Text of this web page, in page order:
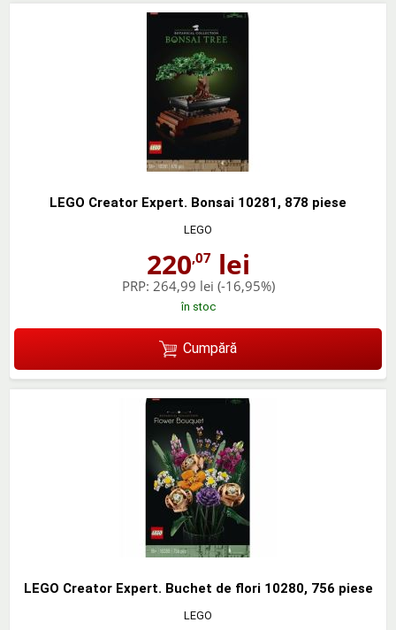
LEGO Creator Expert. Bonsai 10281, 878 piese
LEGO
220,07lei
PRP: 264,99 lei (-16,95%)
în stoc
Cumpără
LEGO Creator Expert. Buchet de flori 10280, 756 piese
LEGO